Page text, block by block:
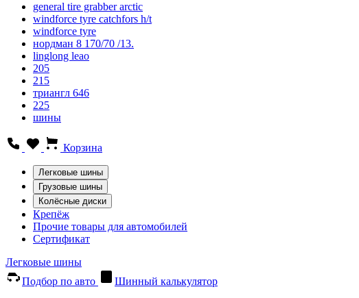
general tire grabber arctic
windforce tyre catchfors h/t
windforce tyre
нордман 8 170/70 /13.
linglong leao
205
215
триангл 646
225
шины
Корзина
Легковые шины
Грузовые шины
Колёсные диски
Крепёж
Прочие товары для автомобилей
Сертификат
Легковые шины
Подбор по авто
Шинный калькулятор